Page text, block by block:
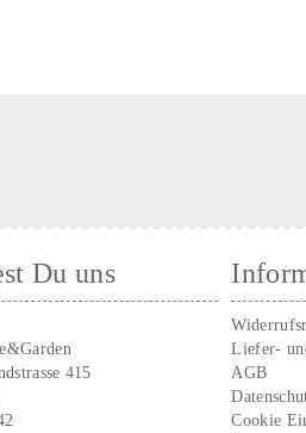
Du uns
415
Liefer-
AGB
Cookie